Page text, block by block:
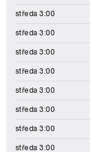
středa 3:00
středa 3:00
středa 3:00
středa 3:00
středa 3:00
středa 3:00
středa 3:00
středa 3:00